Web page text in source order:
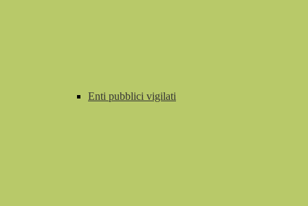
Enti pubblici vigilati